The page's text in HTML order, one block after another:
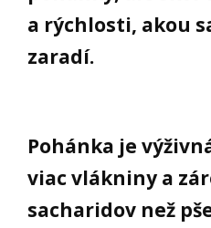
a rýchlosti, akou
zaradí.
Pohánka je
viac vlákniny a
sacharidov než